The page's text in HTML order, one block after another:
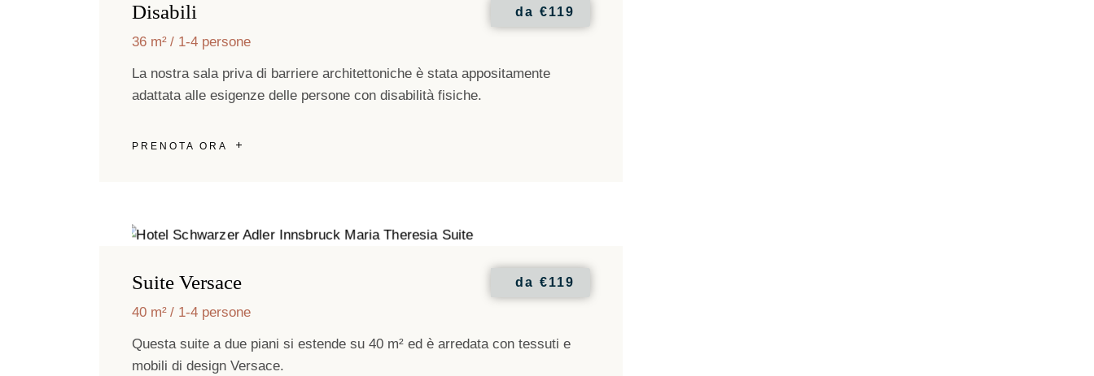
Disabili da €119
36 m² 1-4 persone
La nostra sala priva di barriere architettoniche è stata appositamente
adattata alle esigenze delle persone con disabilità fisiche.
PRENOTA ORA
Suite Versace da €119
40 m² 1-4 persone
Questa suite a due piani si estende su 40 m² ed è arredata con tessuti e
mobili di design Versace.